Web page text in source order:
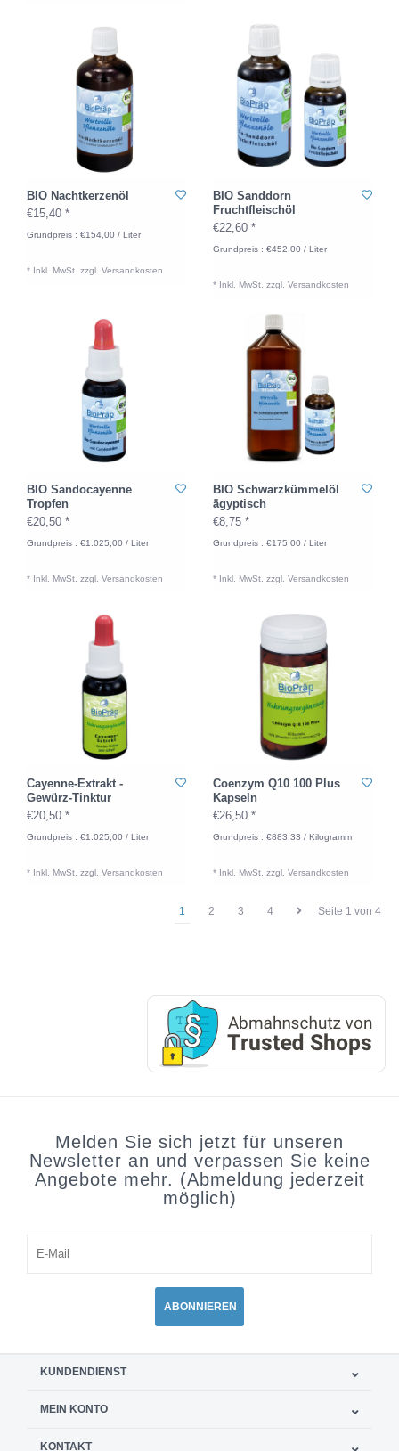
BIO Nachtkerzenöl
€15,40 *
Grundpreis : €154,00 / Liter
* Inkl. MwSt. zzgl. Versandkosten
BIO Sanddorn
Fruchtfleischöl
€22,60 *
Grundpreis : €452,00 / Liter
* Inkl. MwSt. zzgl. Versandkosten
BIO Sandocayenne
Tropfen
€20,50 *
Grundpreis : €1.025,00 / Liter
* Inkl. MwSt. zzgl. Versandkosten
BIO Schwarzkümmelöl
ägyptisch
€8,75 *
Grundpreis : €175,00 / Liter
* Inkl. MwSt. zzgl. Versandkosten
Cayenne-Extrakt -
Gewürz-Tinktur
€20,50 *
Grundpreis : €1.025,00 / Liter
* Inkl. MwSt. zzgl. Versandkosten
Coenzym Q10 100 Plus
Kapseln
€26,50 *
Grundpreis : €883,33 / Kilogramm
* Inkl. MwSt. zzgl. Versandkosten
Seite 1 von 4
1 2 3 4
Melden Sie sich jetzt für unseren
Newsletter an und verpassen Sie keine
Angebote mehr. (Abmeldung jederzeit
möglich)
ABONNIEREN
KUNDENDIENST
MEIN KONTO
KONTAKT